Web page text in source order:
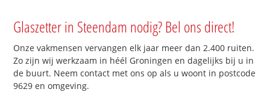
Glaszetter in Steendam nodig? Bel ons direct!
Onze vakmensen vervangen elk jaar meer dan 2.400 ruiten.
Zo zijn wij werkzaam in héél Groningen en dagelijks bij u in
de buurt. Neem contact met ons op als u woont in postcode
9629 en omgeving.